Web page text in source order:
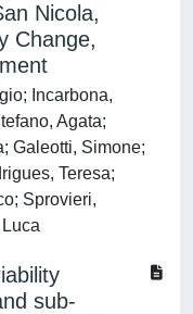
Nicola,
Change,
Incarbona,
Agata;
Galeotti, Simone;
Teresa;
Sprovieri,
sub-